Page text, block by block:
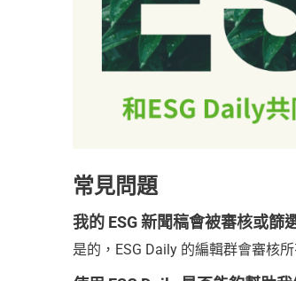
常見問題
我的 ESG 新聞稿會被審核或篩
是的，ESG Daily 的編輯群會審核